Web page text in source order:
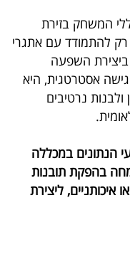
המשחק בזירת
להתמודד עם אתגרי
ביצירת השפעה
אסטרטגית, היא
ולבנות נרטיבים
הנתונים במכללה
בהפקת תובנות
איכותניים, ליצירת